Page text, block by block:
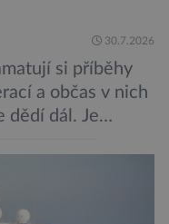
30.7.2026
si příběhy
a občas v nich
dědí dál. Je
dítěte. Právě